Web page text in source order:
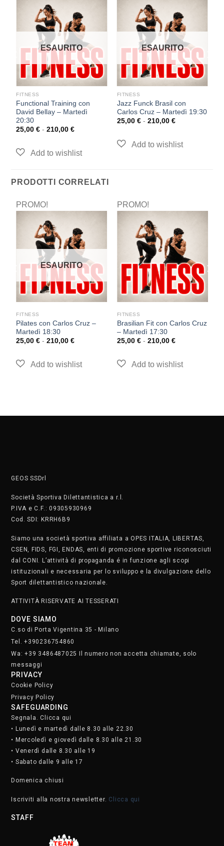
ESAURITO
FITNESS
Functional Training con
David Bellay – Martedì
20:30
25,00€ - 210,00€
ESAURITO
FITNESS
Jazz Funck Brasil con
Carlos Cruz – Martedì 19:30
25,00 € - 210,00 €
PRODOTTI CORRELATI
PROMO!
ESAURITO
FITNESS
Pilates con Carlos Cruz –
Martedì 18:30
25,00€ - 210,00€
PROMO!
FITNESS
Brasilian Fit con Carlos Cruz
– Martedì 17:30
25,00 € - 210,00 €
GEOS SSDrl
Società Sportiva Dilettantistica a r.l.
P.IVA e C.F.: 09305930969
Cod. SDI: KRRH6B9
Siamo una società sportiva affiliata a OPES ITALIA, LIBERTAS,
CSEN, FIDS, FGI, ENDAS, enti di promozione sportive riconosciuti
dal CONI. L’attività di propaganda é in funzione agli scopi
istituzionali e necessaria per lo sviluppo e la divulgazione dello
Sport dilettantistico nazionale.
ATTIVITÀ RISERVATE AI TESSERATI
DOVE SIAMO
C.so di Porta Vigentina 35 - Milano
Tel. +390236754860
Wa: +39 3486487025 Il numero non accetta chiamate, solo
messaggi
PRIVACY
Cookie Policy
Privacy Policy
SAFEGUARDING
Segnala. Clicca qui
• Lunedì e martedì dalle 8.30 alle 22.30
• Mercoledì e giovedì dalle 8.30 alle 21.30
• Venerdì dalle 8.30 alle 19
• Sabato dalle 9 alle 17
Domenica chiusi
Iscriviti alla nostra newsletter. Clicca qui
STAFF